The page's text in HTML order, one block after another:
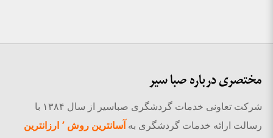
مختصری درباره صبا سیر
شرکت تعاونی خدمات گردشگری صباسیر از سال ۱۳۸۴ با
رسالت ارائه خدمات گردشگری به
آسانترین روش ٬ ارزانترین